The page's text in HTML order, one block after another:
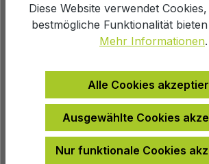
Zur
Produktnummer:100985
4003318867323
Herstellernummer: 867323
Diese Website verwendet
bestmögliche Funktionalität
Mehr Informationen.
Alle Cookies
Ausgewählte Cookies
Nur funktionale Cookies